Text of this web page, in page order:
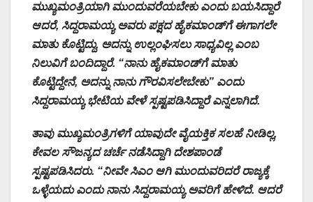
ಮುಖ್ಯಮಂತ್ರಿಯಾಗಿ ಮುಂದುವರೆಯಬೇಕು ಎಂದು ಬಯಸಿದ್ದಾರೆ
ಆದರೆ, ಸಿದ್ದರಾಮಯ್ಯ ಅವರು ಪಕ್ಷದ ಹೈಕಮಾಂಡ್‌ಗೆ ಈಗಾಗಲೇ
ಮಾತು ಕೊಟ್ಟಿದ್ದು, ಅದನ್ನು ಉಲ್ಲಂಘಿಸಲು ಸಾಧ್ಯವಿಲ್ಲ ಎಂಬ
ನಿಲುವಿಗೆ ಬಂದಿದ್ದಾರೆ. “ನಾನು ಹೈಕಮಾಂಡ್‌ಗೆ ಮಾತು
ಕೊಟ್ಟಿದ್ದೇನೆ, ಅದನ್ನು ನಾನು ಗೌರವಿಸಲೇಬೇಕು” ಎಂದು
ಸಿದ್ದರಾಮಯ್ಯ ಭೇಟಿಯ ವೇಳೆ ಸ್ಪಷ್ಟಪಡಿಸಿದ್ದಾರೆ ಎನ್ನಲಾಗಿದೆ.
ತಾವು ಮುಖ್ಯಮಂತ್ರಿಗಳಿಗೆ ಯಾವುದೇ ವೈಯಕ್ತಿಕ ಸಲಹೆ ನೀಡಿಲ್ಲ,
ಕೇವಲ ಸೌಜನ್ಯದ ಚರ್ಚೆ ನಡೆಸಿದ್ದಾಗಿ ದೇಶಪಾಂಡೆ
ಸ್ಪಷ್ಟಪಡಿಸಿದರು. “ನೀವೇ ಸಿಎಂ ಆಗಿ ಮುಂದುವರಿದರೆ ರಾಜ್ಯಕ್ಕೆ
ಒಳ್ಳೆಯದು ಎಂದು ನಾನು ಸಿದ್ದರಾಮಯ್ಯ ಅವರಿಗೆ ಹೇಳಿದೆ. ಆದರೆ